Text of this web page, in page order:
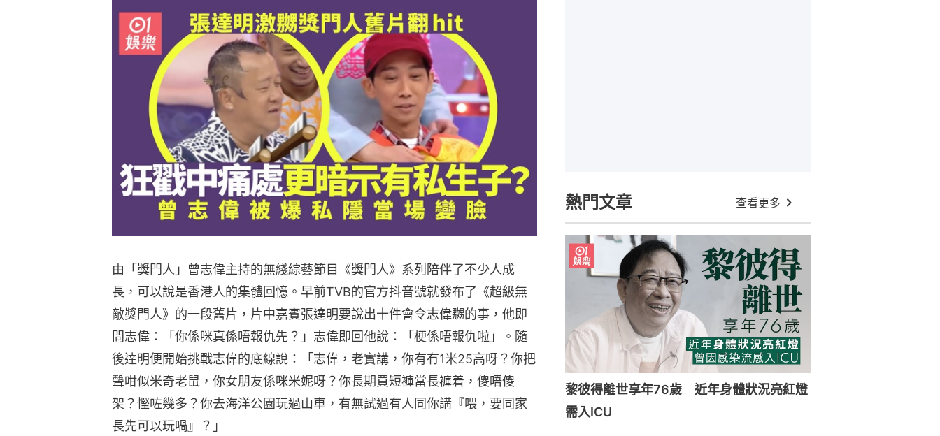
由「獎門人」曾志偉主持的無綫綜藝節目《獎門人》系列陪伴了不少人成
長，可以說是香港人的集體回憶。早前TVB的官方抖音號就發布了《超級無
敵獎門人》的一段舊片，片中嘉賓張達明要說出十件會令志偉嬲的事，他即
問志偉：「你係咪真係唔報仇先？」志偉即回他說：「梗係唔報仇啦」。隨
後達明便開始挑戰志偉的底線說：「志偉，老實講，你有冇1米25高呀？你把
聲咁似米奇老鼠，你女朋友係咪米妮呀？你長期買短褲當長褲着，傻唔傻
架？慳咗幾多？你去海洋公園玩過山車，有無試過有人同你講『喂，要同家
長先可以玩喎』？」
熱門文章 查看更多
黎彼得離世享年76歲 近年身體狀況亮紅燈
需入ICU